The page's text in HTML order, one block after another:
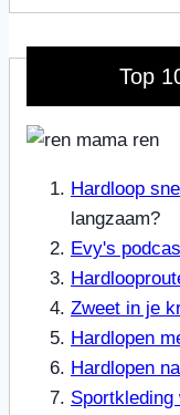
Top
Hardloop
langzaam?
Evy's
Zweet in je
Hardlopen
Hardlopen
Sportkleding